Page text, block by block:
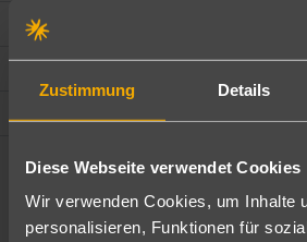
Zustimmung Details
Diese Webseite verwendet Cookies
Wir verwenden Cookies, um Inhalte
personalisieren, Funktionen für
Bewertungen
Ändere die Kriterien nach deinen